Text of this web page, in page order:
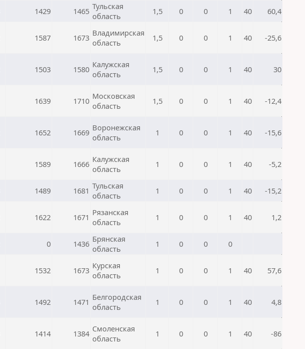
1429 1465 Тульская
область
1,5 0 0 1 40 60,4
1587 1673 Владимирская
область
1,5 0 0 1 40 -25,6
1503 1580 Калужская
область
1,5 0 0 1 40 30
1639 1710 Московская
область
1,5 0 0 1 40 -12,4
1652 1669 Воронежская
область
1 0 0 1 40 -15,6
1589 1666 Калужская
область
1 0 0 1 40 -5,2
1489 1681 Тульская
область
1 0 0 1 40 -15,2
1622 1671 Рязанская
область
1 0 0 1 40 1,2
0 1436 Брянская
область
1 0 0 0
1532 1673 Курская
область
1 0 0 1 40 57,6
1492 1471 Белгородская
область
1 0 0 1 40 4,8
1414 1384 Смоленская
область
1 0 0 1 40 -86